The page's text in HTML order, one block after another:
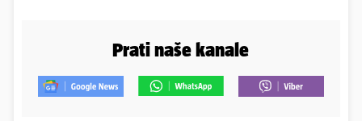
Prati naše kanale